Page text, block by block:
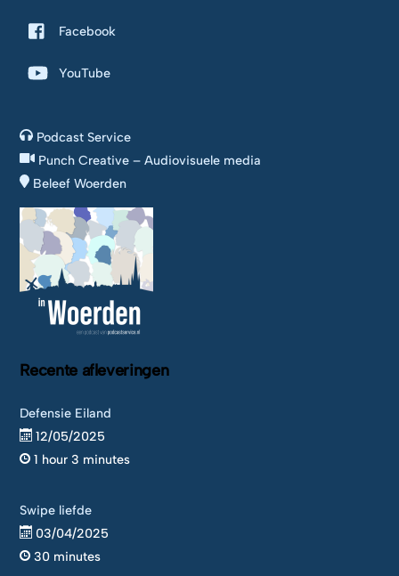
Facebook
YouTube
Podcast Service
Punch Creative – Audiovisuele media
Beleef Woerden
Recente afleveringen
Defensie Eiland
12/05/2025
1 hour 3 minutes
Swipe liefde
03/04/2025
30 minutes